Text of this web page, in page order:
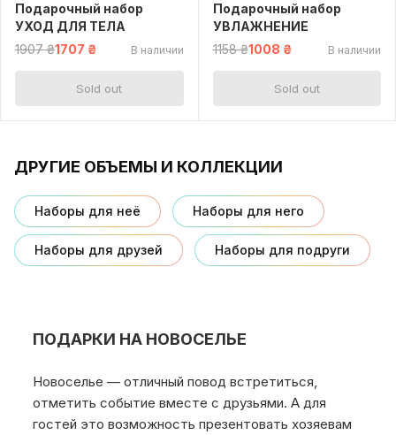
Подарочный набор
УХОД ДЛЯ ТЕЛА
1907 ₴1707 ₴ В наличии
Sold out
Подарочный набор
УВЛАЖНЕНИЕ
1158 ₴1008 ₴ В наличии
Sold out
ДРУГИЕ ОБЪЕМЫ И КОЛЛЕКЦИИ
Наборы для неё Наборы для него
Наборы для друзей Наборы для подруги
ПОДАРКИ НА НОВОСЕЛЬЕ
Новоселье — отличный повод встретиться,
отметить событие вместе с друзьями. А для
гостей это возможность презентовать хозяевам